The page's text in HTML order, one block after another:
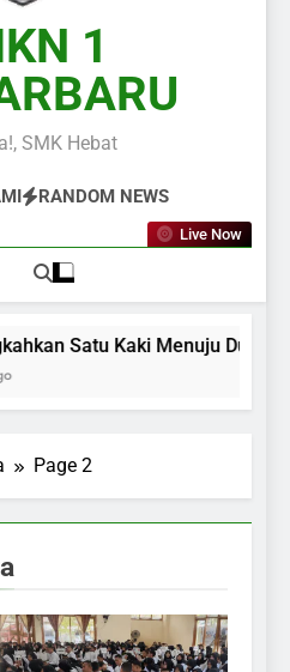
1
SMK Hebat
RANDOM NEWS
Live Now
Satu Kaki Menuju Dunia
Page 2